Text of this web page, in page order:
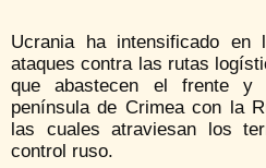
Ucrania ha intensificado en
ataques contra las rutas
que abastecen el frente y
península de Crimea con la
las cuales atraviesan los
control ruso.